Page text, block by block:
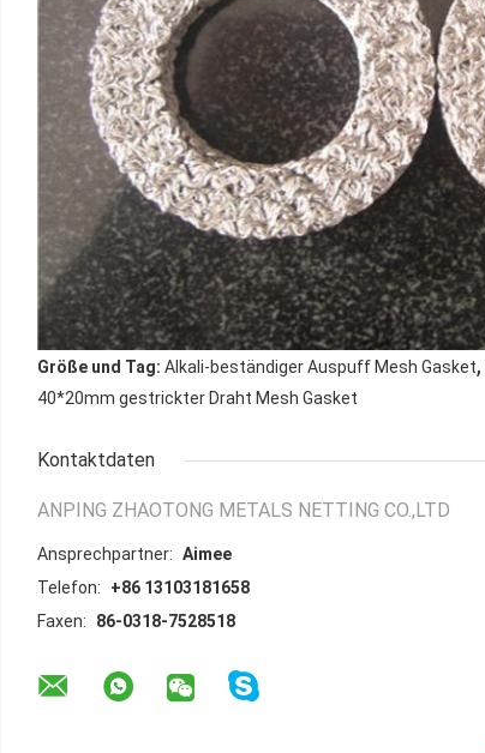
Größe und Tag: Alkali-beständiger Auspuff Mesh Gasket,
40*20mm gestrickter Draht Mesh Gasket
Kontaktdaten
ANPING ZHAOTONG METALS NETTING CO.,LTD
Ansprechpartner: Aimee
Telefon:
+86 13103181658
Faxen:
86-0318-7528518